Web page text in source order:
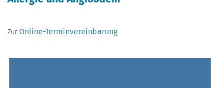
Zur Online-Terminvereinbarung